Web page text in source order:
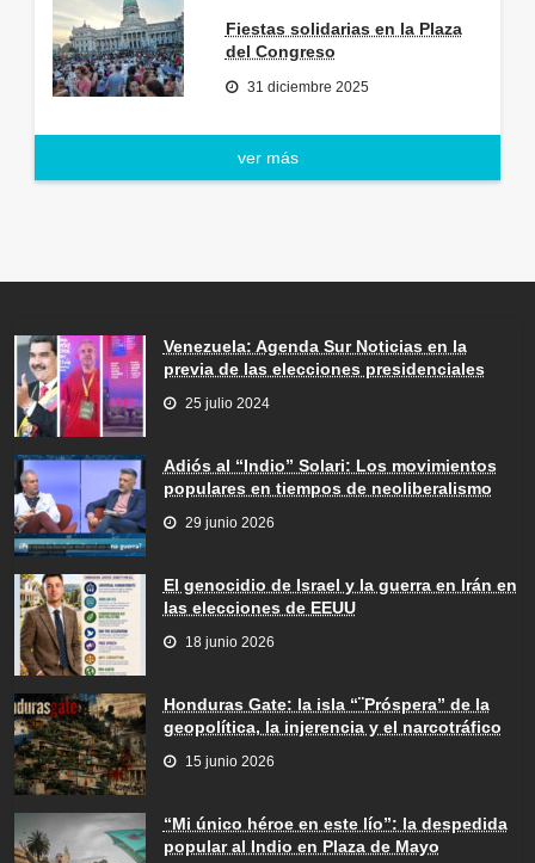
Fiestas solidarias en la Plaza
del Congreso
31 diciembre 2025
ver más
Venezuela: Agenda Sur Noticias en la
previa de las elecciones presidenciales
25 julio 2024
Adiós al “Indio” Solari: Los movimientos
populares en tiempos de neoliberalismo
29 junio 2026
El genocidio de Israel y la guerra en Irán en
las elecciones de EEUU
18 junio 2026
Honduras Gate: la isla “¨Próspera” de la
geopolítica, la injerencia y el narcotráfico
15 junio 2026
“Mi único héroe en este lío”: la despedida
popular al Indio en Plaza de Mayo